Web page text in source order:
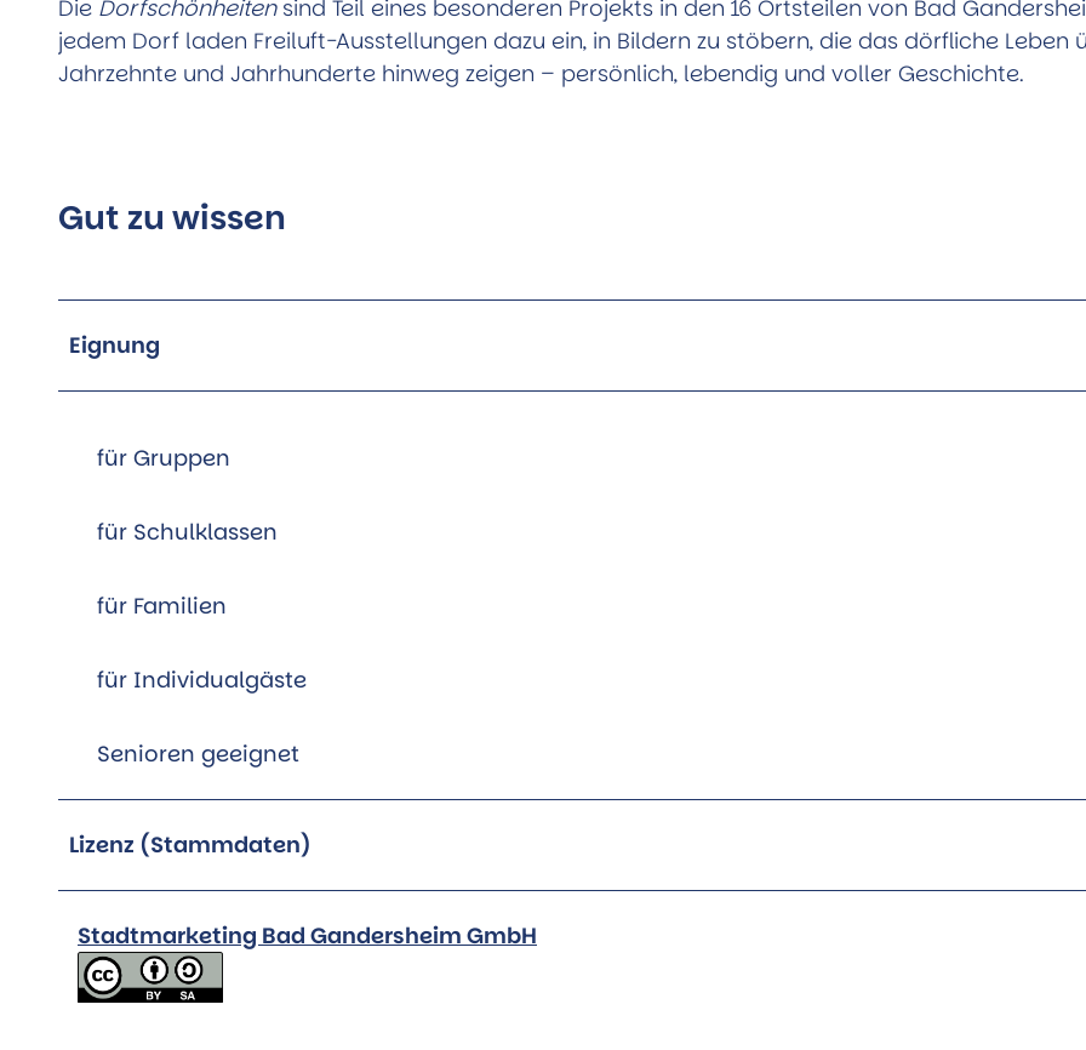
Flugplatz
Pony-Gestüt
Stadtplan
Aktuelles
Die Dorfschönheitensind Teil eines besonderen Projekts in den 16 Ortsteilen von Bad
jedem Dorf laden Freiluft-Ausstellungen dazu ein, in Bildern zu stöbern, die das dörfliche Leben
Jahrzehnte und Jahrhunderte hinweg zeigen – persönlich, lebendig und voller Geschichte.
Gut zu wissen
Eignung
für Gruppen
für Schulklassen
für Familien
für Individualgäste
Senioren geeignet
Lizenz (Stammdaten)
Stadtmarketing Bad Gandersheim GmbH